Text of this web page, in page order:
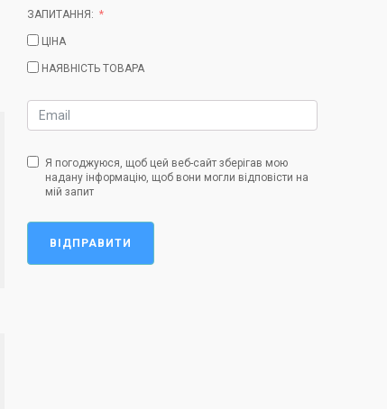
ЗАПИТАННЯ:
ЦІНА
НАЯВНІСТЬ ТОВАРА
Я погоджуюся, щоб цей веб-сайт зберігав мою
надану інформацію, щоб вони могли відповісти на
мій запит
ВІДПРАВИТИ